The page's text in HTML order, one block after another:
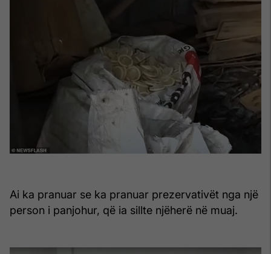
Ai ka pranuar se ka pranuar prezervativët nga një
person i panjohur, që ia sillte njëherë në muaj.